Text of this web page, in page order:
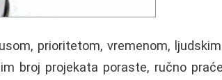
prioritetom, vremenom,
broj projekata poraste, ručno